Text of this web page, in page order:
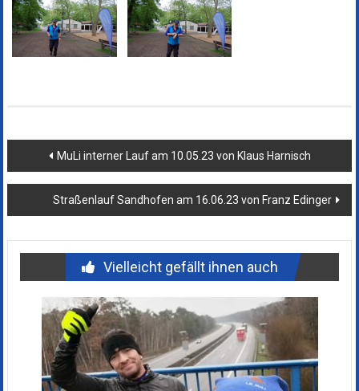
Beitragsnavigation
MuLi interner Lauf am 10.05.23 von Klaus Harnisch
Straßenlauf Sandhofen am 16.06.23 von Franz Edinger
Vielleicht gefällt ihnen auch